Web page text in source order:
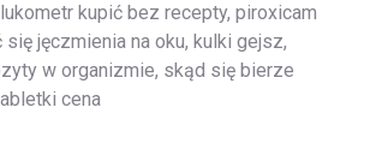
kupić bez recepty, piroxicam
jęczmienia na oku, kulki gejsz,
w organizmie, skąd się bierze
cena